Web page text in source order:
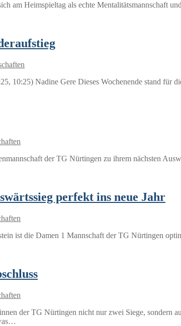
am Heimspieltag als echte Mentalitätsmannschaft
10:25) Nadine Gere Dieses Wochenende stand für
der TG Nürtingen zu ihrem nächsten
perfekt ins neue Jahr
ist die Damen 1 Mannschaft der TG Nürtingen
der TG Nürtingen nicht nur zwei Siege,